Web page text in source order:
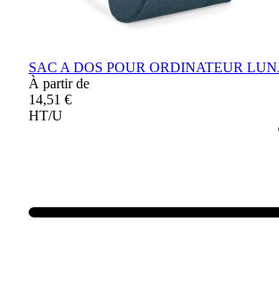
SAC A DOS POUR ORDINATEUR
À partir de
14,51 €
HT/U